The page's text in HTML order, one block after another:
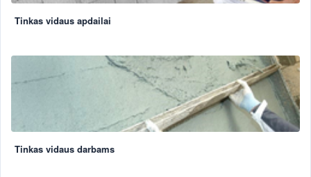
Tinkas vidaus apdailai
Tinkas vidaus darbams